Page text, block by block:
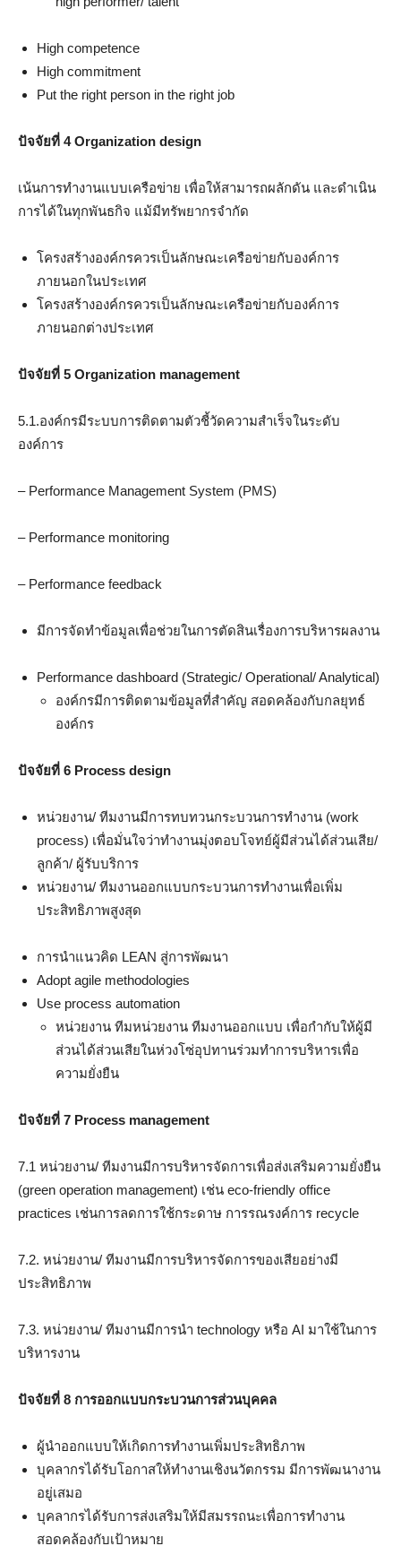
High competence
High commitment
Put the right person in the right job
ปัจจัยที่ 4 Organization design
เน้นการทำงานแบบเครือข่าย เพื่อให้สามารถผลักดัน และดำเนิน
การได้ในทุกพันธกิจ แม้มีทรัพยากรจำกัด
โครงสร้างองค์กรควรเป็นลักษณะเครือข่ายกับองค์การ
ภายนอกในประเทศ
โครงสร้างองค์กรควรเป็นลักษณะเครือข่ายกับองค์การ
ภายนอกต่างประเทศ
ปัจจัยที่ 5 Organization management
5.1.องค์กรมีระบบการติดตามตัวชี้วัดความสำเร็จในระดับ
องค์การ
– Performance Management System (PMS)
– Performance monitoring
– Performance feedback
มีการจัดทำข้อมูลเพื่อช่วยในการตัดสินเรื่องการบริหารผลงาน
Performance dashboard (Strategic/ Operational/ Analytical)
องค์กรมีการติดตามข้อมูลที่สำคัญ สอดคล้องกับกลยุทธ์
องค์กร
ปัจจัยที่ 6 Process design
หน่วยงาน/ ทีมงานมีการทบทวนกระบวนการทำงาน (work
process) เพื่อมั่นใจว่าทำงานมุ่งตอบโจทย์ผู้มีส่วนได้ส่วนเสีย/
ลูกค้า/ ผู้รับบริการ
หน่วยงาน/ ทีมงานออกแบบกระบวนการทำงานเพื่อเพิ่ม
ประสิทธิภาพสูงสุด
การนำแนวคิด LEAN สู่การพัฒนา
Adopt agile methodologies
Use process automation
หน่วยงาน ทีมหน่วยงาน ทีมงานออกแบบ เพื่อกำกับให้ผู้มี
ส่วนได้ส่วนเสียในห่วงโซ่อุปทานร่วมทำการบริหารเพื่อ
ความยั่งยืน
ปัจจัยที่ 7 Process management
7.1 หน่วยงาน/ ทีมงานมีการบริหารจัดการเพื่อส่งเสริมความยั่งยืน
(green operation management) เช่น eco-friendly office
practices เช่นการลดการใช้กระดาษ การรณรงค์การ recycle
7.2. หน่วยงาน/ ทีมงานมีการบริหารจัดการของเสียอย่างมี
ประสิทธิภาพ
7.3. หน่วยงาน/ ทีมงานมีการนำ technology หรือ AI มาใช้ในการ
บริหารงาน
ปัจจัยที่ 8 การออกแบบกระบวนการส่วนบุคคล
ผู้นำออกแบบให้เกิดการทำงานเพิ่มประสิทธิภาพ
บุคลากรได้รับโอกาสให้ทำงานเชิงนวัตกรรม มีการพัฒนางาน
อยู่เสมอ
บุคลากรได้รับการส่งเสริมให้มีสมรรถนะเพื่อการทำงาน
สอดคล้องกับเป้าหมาย